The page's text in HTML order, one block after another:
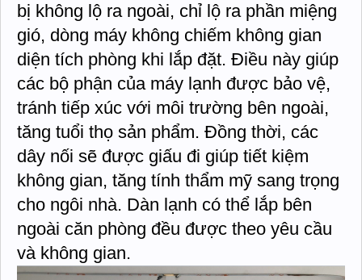
bị không lộ ra ngoài, chỉ lộ ra phần miệng
gió, dòng máy không chiếm không gian
diện tích phòng khi lắp đặt. Điều này giúp
các bộ phận của máy lạnh được bảo vệ,
tránh tiếp xúc với môi trường bên ngoài,
tăng tuổi thọ sản phẩm. Đồng thời, các
dây nối sẽ được giấu đi giúp tiết kiệm
không gian, tăng tính thẩm mỹ sang trọng
cho ngôi nhà. Dàn lạnh có thể lắp bên
ngoài căn phòng đều được theo yêu cầu
và không gian.